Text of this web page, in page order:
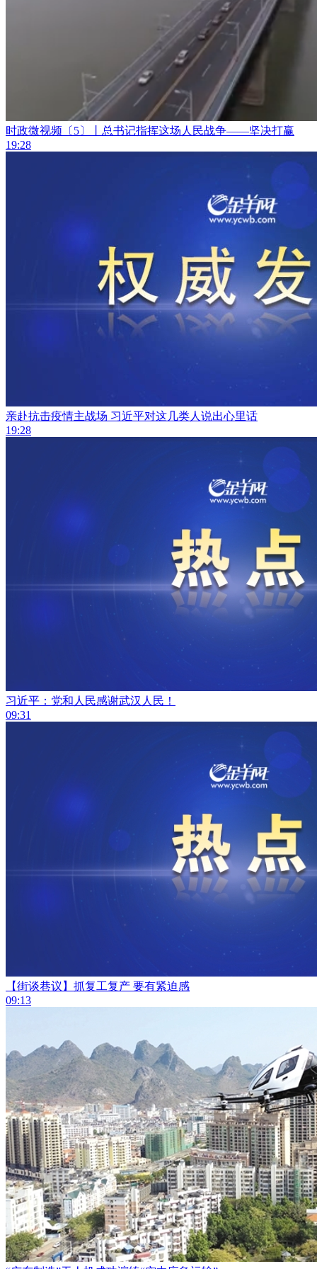
时政微视频〔5〕丨总书记指挥这场人民战争——坚决打赢
19:28
亲赴抗击疫情主战场 习近平对这几类人说出心里话
19:28
习近平：党和人民感谢武汉人民！
09:31
【街谈巷议】抓复工复产 要有紧迫感
09:13